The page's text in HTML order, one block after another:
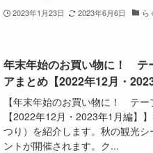
2023年1月23日 2023年6月6日 ら
年末年始のお買い物に！ テ
アまとめ【2022年12月・
【年末年始のお買い物に！ テ
【2022年12月・2023年1月編】
つり）を紹介します。秋の観光
ントが開催されます。ク...